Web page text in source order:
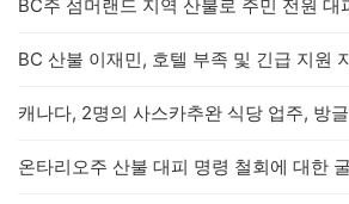
BC주 섬머랜드 지역 산불로 주민 전원 대
BC 산불 이재민, 호텔 부족 및 긴급 지원